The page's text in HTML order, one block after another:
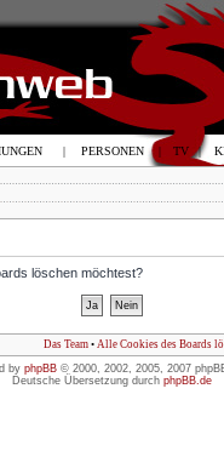
löschen möchtest?
Das Team • Alle Cookies des Boards
by phpBB © 2000, 2002, 2005, 2007
Deutsche Übersetzung durch phpBB.de
| PERSONEN | TV |